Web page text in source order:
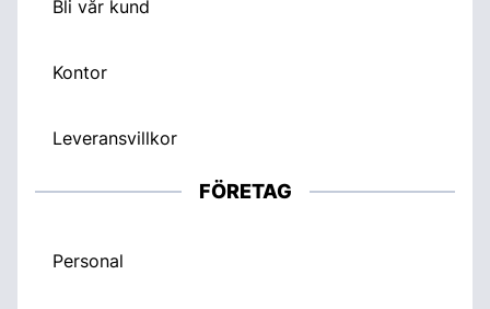
Bli vår kund
Kontor
Leveransvillkor
FÖRETAG
Personal